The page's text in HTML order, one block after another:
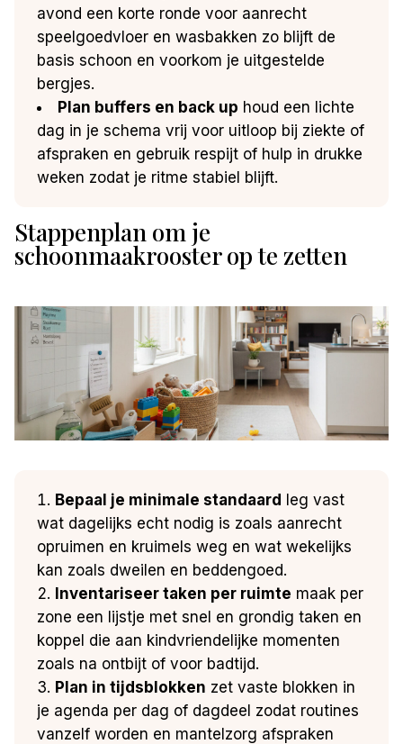
avond een korte ronde voor aanrecht
speelgoedvloer en wasbakken zo blijft de
basis schoon en voorkom je uitgestelde
bergjes.
Plan buffers en back up houd een lichte
dag in je schema vrij voor uitloop bij ziekte of
afspraken en gebruik respijt of hulp in drukke
weken zodat je ritme stabiel blijft.
Stappenplan om je
schoonmaakrooster op te zetten
Bepaal je minimale standaard leg vast
wat dagelijks echt nodig is zoals aanrecht
opruimen en kruimels weg en wat wekelijks
kan zoals dweilen en beddengoed.
Inventariseer taken per ruimte maak per
zone een lijstje met snel en grondig taken en
koppel die aan kindvriendelijke momenten
zoals na ontbijt of voor badtijd.
Plan in tijdsblokken zet vaste blokken in
je agenda per dag of dagdeel zodat routines
vanzelf worden en mantelzorg afspraken